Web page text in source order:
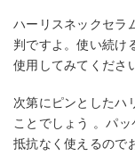
ハーリスネックセラ
判ですよ。使い続け
使用してみてくださ
次第にピンとしたハ
ことでしょう 。パ
抵抗なく使えるので